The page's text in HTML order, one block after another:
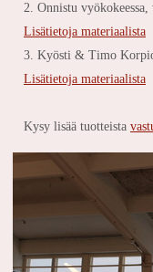
2. Onnistu
Lisätietoja materiaalista
3. Kyösti & Timo
Lisätietoja materiaalista
Kysy lisää tuotteista